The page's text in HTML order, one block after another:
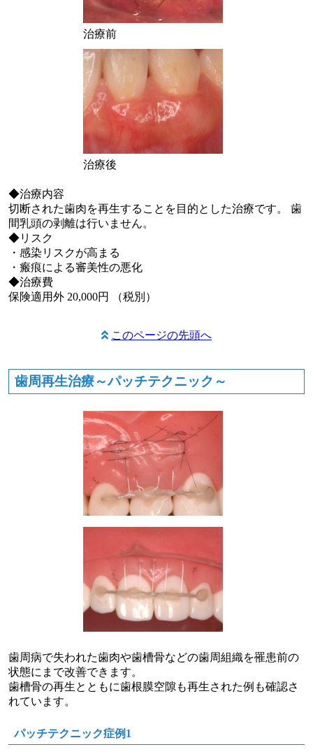
治療前
治療後
◆治療内容
切断された歯肉を再生することを目的とした治療です。 歯
間乳頭の剥離は行いません。
◆リスク
・感染リスクが高まる
・瘢痕による審美性の悪化
◆治療費
保険適用外 20,000円 （税別）
このページの先頭へ
歯周再生治療～パッチテクニック～
歯周病で失われた歯肉や歯槽骨などの歯周組織を罹患前の
状態にまで改善できます。
歯槽骨の再生とともに歯根膜空隙も再生された例も確認さ
れています。
パッチテクニック症例1